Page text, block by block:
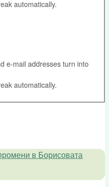
automatically.
e-mail addresses turn into
automatically.
в Борисовата